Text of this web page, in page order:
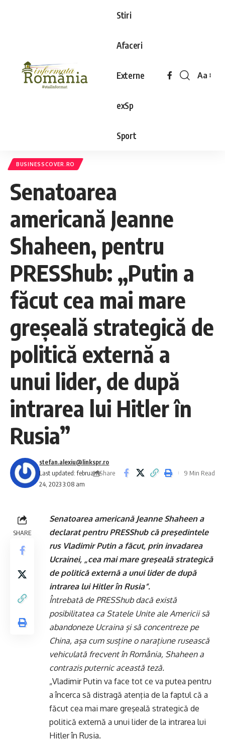
Stiri
Afaceri
Externe
exSp
Sport
Aa
BUSINESSCOVER.RO
Senatoarea
americană Jeanne
Shaheen, pentru
PRESShub: „Putin a
făcut cea mai mare
greşeală strategică de
politică externă a
unui lider, de după
intrarea lui Hitler în
Rusia”
Last updated: februarie
24, 2023 3:08 am
stefan.alexiu@linkspr.ro
Share
9 Min Read
SHARE
Senatoarea americană Jeanne Shaheen a
declarat pentru PRESShub că preşedintele
rus Vladimir Putin a făcut, prin invadarea
Ucrainei, „cea mai mare greşeală strategică
de politică externă a unui lider de după
intrarea lui Hitler în Rusia”.
Întrebată de PRESShub dacă există
posibilitatea ca Statele Unite ale Americii să
abandoneze Ucraina și să concentreze pe
China, așa cum susține o narațiune rusească
vehiculată frecvent în România, Shaheen a
contrazis puternic această teză.
„Vladimir Putin va face tot ce va putea pentru
a încerca să distragă atenţia de la faptul că a
făcut cea mai mare greşeală strategică de
politică externă a unui lider de la intrarea lui
Hitler în Rusia.